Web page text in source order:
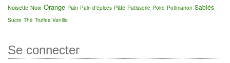
Noisette Noix Orange Pain Pain d'épices Pâté Patisserie Poire Potimarron Sablés
Sucre Thé Truffes Vanille
Se connecter